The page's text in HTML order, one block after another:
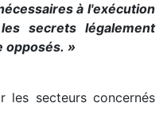
à l'exécution
secrets légalement
opposés. »
les secteurs concernés